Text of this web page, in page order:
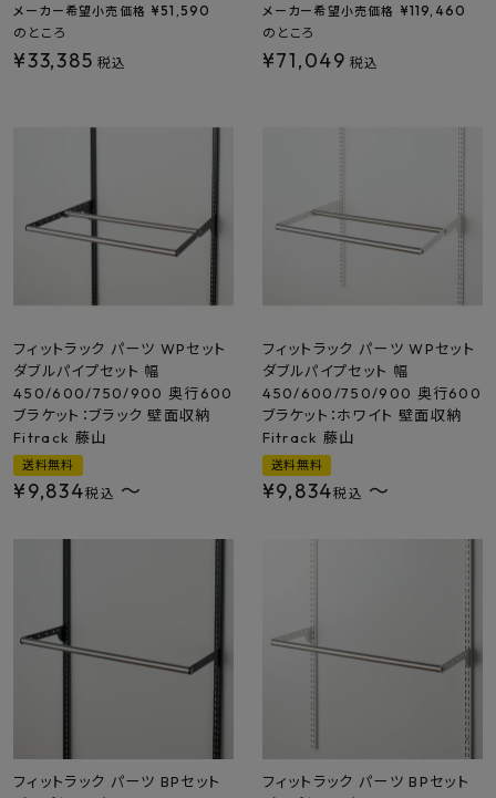
メーカー希望小売価格 ¥51,590
のところ
¥33,385 税込
メーカー希望小売価格 ¥119,460
のところ
¥71,049 税込
フィットラック パーツ WPセット
ダブルパイプセット 幅
450/600/750/900 奥行600
ブラケット：ブラック 壁面収納
Fitrack 藤山
送料無料
¥9,834税込 〜
フィットラック パーツ WPセット
ダブルパイプセット 幅
450/600/750/900 奥行600
ブラケット：ホワイト 壁面収納
Fitrack 藤山
送料無料
¥9,834税込 〜
フィットラック パーツ BPセット
フィットラック パーツ BPセット